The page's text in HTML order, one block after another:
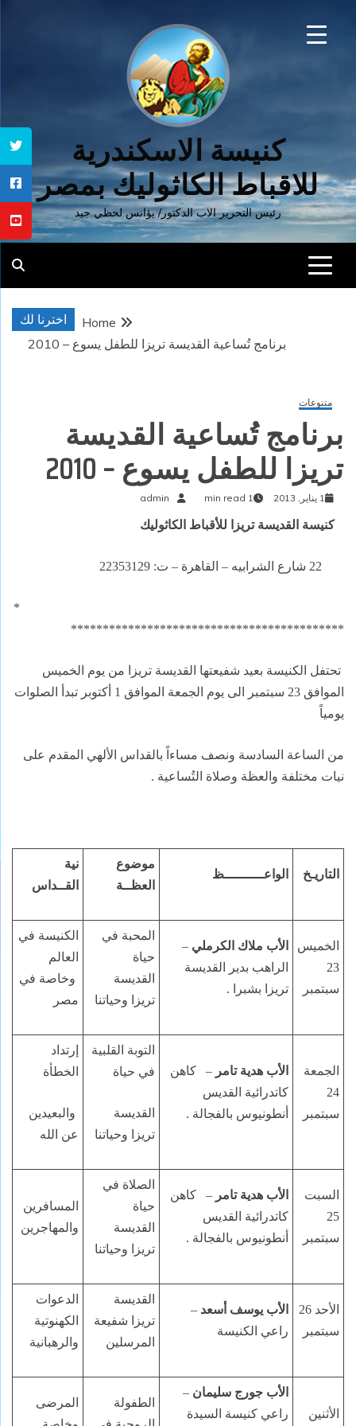
كنيسة الاسكندرية
للاقباط الكاثوليك بمصر
رئيس التحرير الاب الدكتور/ يؤانس لحظي جيد
اخترنا لك
Home
برنامج تُساعية القديسة تريزا للطفل يسوع – 2010
متنوعات
برنامج تُساعية القديسة
تريزا للطفل يسوع – 2010
1 يناير, 2013 1 min read
admin
كنيسة القديسة تريزا للأقباط الكاثوليك
22 شارع الشرابيه – القاهرة – ت: 22353129
*
*******************************************
تحتفل الكنيسة بعيد شفيعتها القديسة تريزا من يوم الخميس
الموافق 23 سبتمبر الى يوم الجمعة الموافق 1 أكتوبر تبدأ الصلوات
يومياً
من الساعة السادسة ونصف مساءاً بالقداس الألهي المقدم على
نيات مختلفة والعظة وصلاة التُساعية .
التاريـخ الواعــــــــــظ
موضوع
العظــة
نية
القــداس
الخميس
23
سبتمبر
الأب ملاك الكرملي –
الراهب بدير القديسة
تريزا بشبرا .
المحبة في
حياة
القديسة
تريزا وحياتنا
الكنيسة في
العالم
وخاصة في
مصر
الجمعة
24
سبتمبر
الأب هدية تامر –
كاهن
كاتدرائية القديس
أنطونيوس بالفجالة .
التوبة القلبية
في حياة
القديسة
تريزا وحياتنا
إرتداد
الخطأة
والبعيدين
عن الله
السبت
25
سبتمبر
الأب هدية تامر –
كاهن
كاتدرائية القديس
أنطونيوس بالفجالة .
الصلاة في
حياة
القديسة
تريزا وحياتنا
المسافرين
والمهاجرين
الأحد 26
سبتمبر
الأب يوسف أسعد –
راعي الكنيسة
القديسة
تريزا
شفيعة
المرسلين
الدعوات
الكهنوتية
والرهبانية
الأثنين
الأب جورج سليمان –
راعي كنيسة السيدة
الطفولة
المرضى